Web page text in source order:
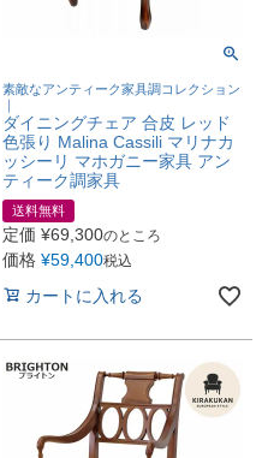
素敵なアンティーク家具調コレクション
｜
ダイニングチェア 合皮 レッド
色張り Malina Cassili マリナカ
ッシーリ マホガニー家具 アン
ティーク調家具
送料無料
定価 ¥69,300のところ
価格 ¥59,400税込
カートに入れる